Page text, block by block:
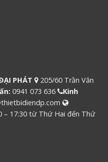
PHÁT
205/60 Trần Văn
0941 073 636
Kinh
– 17:30 từ Thứ Hai đến Thứ